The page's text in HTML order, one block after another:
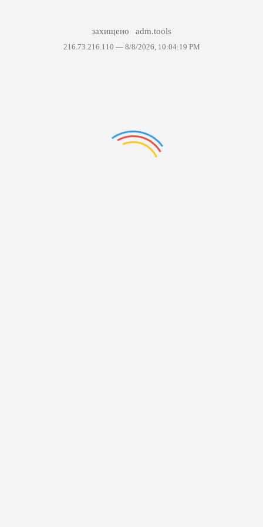
захищено adm.tools
216.73.216.110 — 8/8/2026, 10:04:19 PM